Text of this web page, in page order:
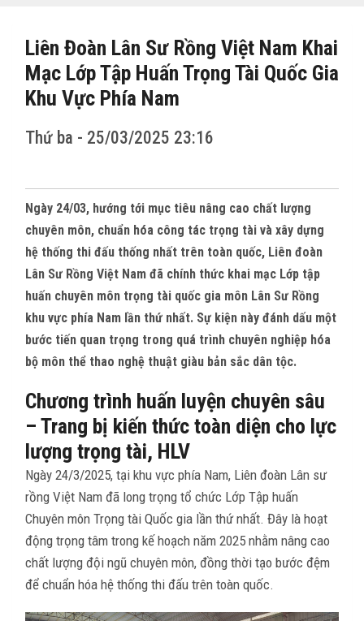
CÁC TỈNH THÀNH
THẾ GIỚI
HÌNH ẢNH
VIDEO CLIPS
Liên Đoàn Lân Sư Rồng Việt Nam Khai
Mạc Lớp Tập Huấn Trọng Tài Quốc Gia
Khu Vực Phía Nam
Thứ ba - 25/03/2025 23:16
Ngày 24/03, hướng tới mục tiêu nâng cao chất lượng
chuyên môn, chuẩn hóa công tác trọng tài và xây dựng
hệ thống thi đấu thống nhất trên toàn quốc, Liên đoàn
Lân Sư Rồng Việt Nam đã chính thức khai mạc Lớp tập
huấn chuyên môn trọng tài quốc gia môn Lân Sư Rồng
khu vực phía Nam lần thứ nhất. Sự kiện này đánh dấu một
bước tiến quan trọng trong quá trình chuyên nghiệp hóa
bộ môn thể thao nghệ thuật giàu bản sắc dân tộc.
Chương trình huấn luyện chuyên sâu
– Trang bị kiến thức toàn diện cho lực
lượng trọng tài, HLV
Ngày 24/3/2025, tại khu vực phía Nam, Liên đoàn Lân sư
rồng Việt Nam đã long trọng tổ chức Lớp Tập huấn
Chuyên môn Trọng tài Quốc gia lần thứ nhất. Đây là hoạt
động trọng tâm trong kế hoạch năm 2025 nhằm nâng cao
chất lượng đội ngũ chuyên môn, đồng thời tạo bước đệm
để chuẩn hóa hệ thống thi đấu trên toàn quốc.